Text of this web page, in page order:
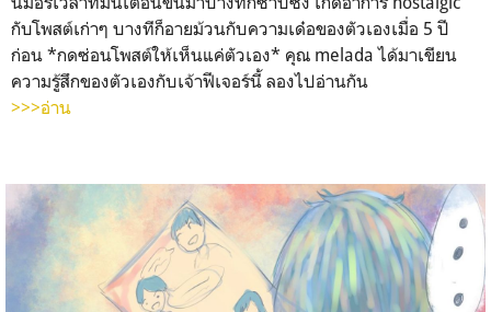
กับโพสต์เก่าๆ บางทีก็อายม้วนกับความเด๋อของตัวเองเมื่อ 5 ปี
ก่อน *กดซ่อนโพสต์ให้เห็นแค่ตัวเอง* คุณ melada ได้มาเขียน
ความรู้สึกของตัวเองกับเจ้าฟีเจอร์นี้ ลองไปอ่านกัน
>>>อ่าน